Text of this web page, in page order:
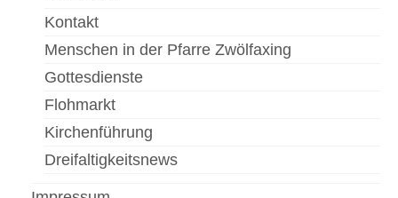
Kontakt
Menschen in der Pfarre Zwölfaxing
Gottesdienste
Flohmarkt
Kirchenführung
Dreifaltigkeitsnews